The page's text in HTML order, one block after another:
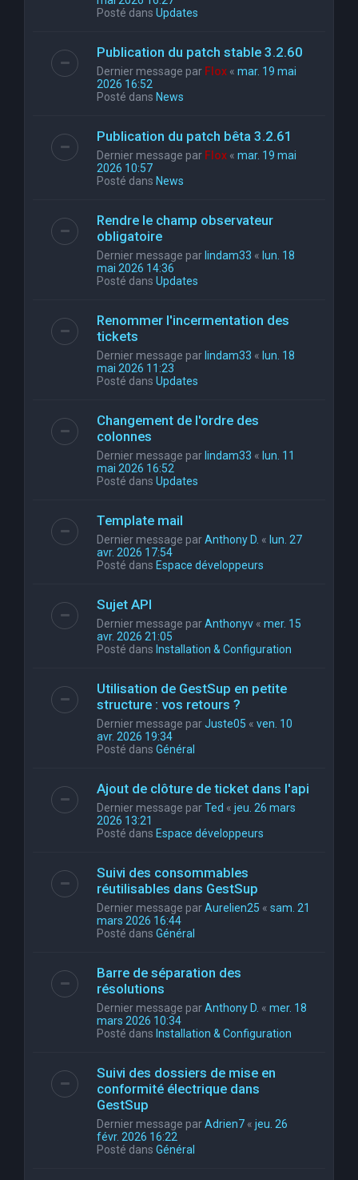
Posté dans Updates
Publication du patch stable 3.2.60
Dernier message par Flox « mar. 19 mai
2026 16:52
Posté dans News
Publication du patch bêta 3.2.61
Dernier message par Flox « mar. 19 mai
2026 10:57
Posté dans News
Rendre le champ observateur
obligatoire
Dernier message par lindam33 « lun. 18
mai 2026 14:36
Posté dans Updates
Renommer l'incermentation des
tickets
Dernier message par lindam33 « lun. 18
mai 2026 11:23
Posté dans Updates
Changement de l'ordre des
colonnes
Dernier message par lindam33 « lun. 11
mai 2026 16:52
Posté dans Updates
Template mail
Dernier message parAnthony D. « lun. 27
avr. 2026 17:54
Posté dans Espace développeurs
Sujet API
Dernier message parAnthonyv « mer. 15
avr. 2026 21:05
Posté dans Installation & Configuration
Utilisation de GestSup en petite
structure : vos retours ?
Dernier message parJuste05 « ven. 10
avr. 2026 19:34
Posté dans Général
Ajout de clôture de ticket dans l'api
Dernier message parTed « jeu. 26 mars
2026 13:21
Posté dans Espace développeurs
Suivi des consommables
réutilisables dans GestSup
Dernier message parAurelien25 « sam. 21
mars 2026 16:44
Posté dans Général
Barre de séparation des
résolutions
Dernier message parAnthony D. « mer. 18
mars 2026 10:34
Posté dans Installation & Configuration
Suivi des dossiers de mise en
conformité électrique dans
GestSup
Dernier message parAdrien7 « jeu. 26
févr. 2026 16:22
Posté dans Général